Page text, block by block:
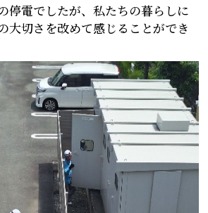
停電でしたが、私たちの暮らしに
大切さを改めて感じることができ